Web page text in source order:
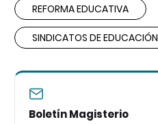
REFORMA EDUCATIVA
SINDICATOS DE EDUCACIÓN
Boletín Magisterio